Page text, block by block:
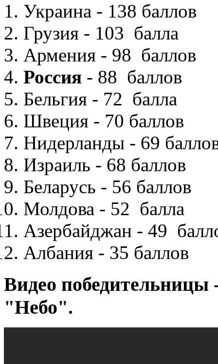
Украина - 138 баллов
Грузия - 103 балла
Армения - 98 баллов
Россия - 88 баллов
Бельгия - 72 балла
Швеция - 70 баллов
Нидерланды - 69
Израиль - 68 баллов
Беларусь - 56 баллов
Молдова - 52 балла
Азербайджан - 49
Албания - 35 баллов
Видео
"Небо".